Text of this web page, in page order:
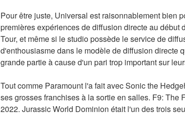
Pour être juste, Universal est raisonnablement bien
premières expériences de diffusion directe au
Tour, et même si le studio possède le service de
d'enthousiasme dans le modèle de diffusion directe
grande partie à cause d'un pari trop important sur
Tout comme Paramount l'a fait avec Sonic the
ses grosses franchises à la sortie en salles. F9:
2022. Jurassic World Dominion était l'un des trois